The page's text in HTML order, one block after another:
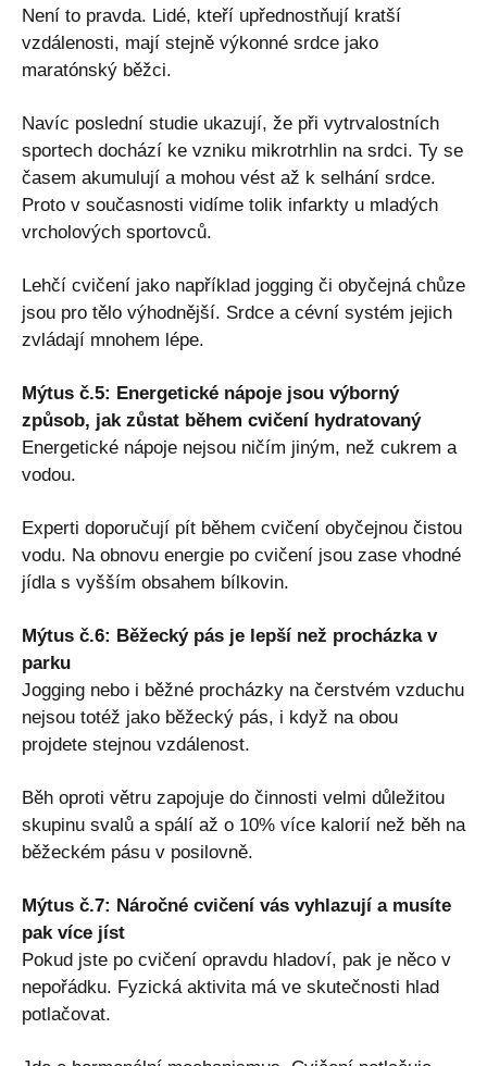
Není to pravda. Lidé, kteří upřednostňují kratší
vzdálenosti, mají stejně výkonné srdce jako
maratónský běžci.
Navíc poslední studie ukazují, že při vytrvalostních
sportech dochází ke vzniku mikrotrhlin na srdci. Ty se
časem akumulují a mohou vést až k selhání srdce.
Proto v současnosti vidíme tolik infarkty u mladých
vrcholových sportovců.
Lehčí cvičení jako například jogging či obyčejná chůze
jsou pro tělo výhodnější. Srdce a cévní systém jejich
zvládají mnohem lépe.
Mýtus č.5: Energetické nápoje jsou výborný
způsob, jak zůstat během cvičení hydratovaný
Energetické nápoje nejsou ničím jiným, než cukrem a
vodou.
Experti doporučují pít během cvičení obyčejnou čistou
vodu. Na obnovu energie po cvičení jsou zase vhodné
jídla s vyšším obsahem bílkovin.
Mýtus č.6: Běžecký pás je lepší než procházka v
parku
Jogging nebo i běžné procházky na čerstvém vzduchu
nejsou totéž jako běžecký pás, i když na obou
projdete stejnou vzdálenost.
Běh oproti větru zapojuje do činnosti velmi důležitou
skupinu svalů a spálí až o 10% více kalorií než běh na
běžeckém pásu v posilovně.
Mýtus č.7: Náročné cvičení vás vyhlazují a musíte
pak více jíst
Pokud jste po cvičení opravdu hladoví, pak je něco v
nepořádku. Fyzická aktivita má ve skutečnosti hlad
potlačovat.